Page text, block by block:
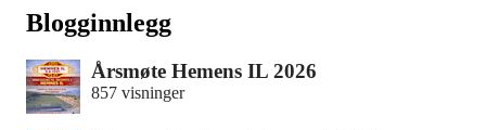
Blogginnlegg
Årsmøte Hemens IL 2026
857 visninger